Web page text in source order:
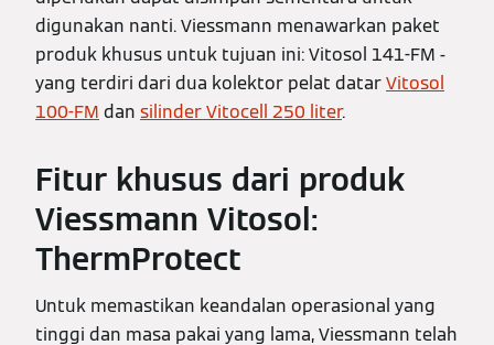
digunakan nanti. Viessmann menawarkan paket
produk khusus untuk tujuan ini: Vitosol 141-FM -
yang terdiri dari dua kolektor pelat datarVitosol
100-FM dan silinder Vitocell 250 liter.
Fitur khusus dari produk
Viessmann Vitosol:
ThermProtect
Untuk memastikan keandalan operasional yang
tinggi dan masa pakai yang lama, Viessmann telah